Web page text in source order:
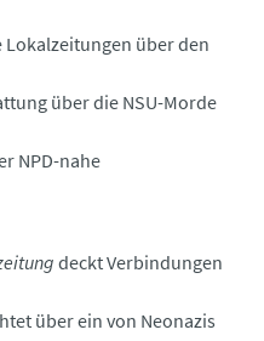
Lokalzeitungen über den
über die NSU-Morde
NPD-nahe
deckt Verbindungen
über ein von Neonazis